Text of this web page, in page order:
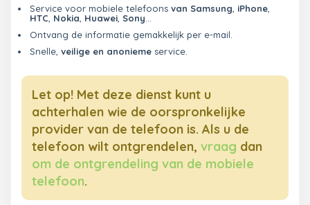
Service voor mobiele telefoons van Samsung iPhone
HTC Nokia Huawei Sony
Ontvang de informatie gemakkelijk per e-mail.
Snelle, veilige en anonieme service.
Let op! Met deze dienst kunt u
achterhalen wie de oorspronkelijke
provider van de telefoon is. Als u de
telefoon wilt ontgrendelen, vraag dan
om de ontgrendeling van de mobiele
telefoon.